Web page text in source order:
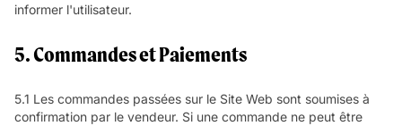
informer l'utilisateur.
5. Commandes et Paiements
5.1 Les commandes passées sur le Site Web sont soumises à
confirmation par le vendeur. Si une commande ne peut être